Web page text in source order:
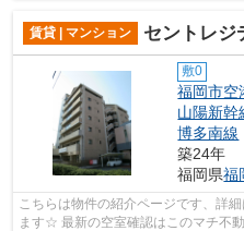
賃貸 | マンション セントレジ
敷0
福岡市空
山陽新幹
博多南線
築24年
福岡県福
こちらは物件の紹介ページです、詳
ます☆ 最新の空室確認はこのマチ不